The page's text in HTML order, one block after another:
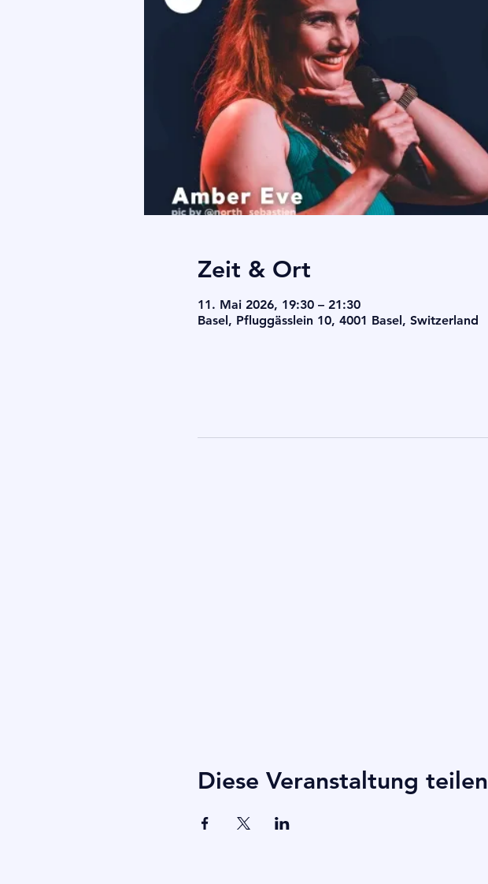
Zeit & Ort
11. Mai 2026, 19:30 – 21:30
Basel, Pfluggässlein 10, 4001 Basel, Switzerland
Diese Veranstaltung teilen